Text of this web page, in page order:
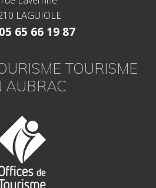
LAGUIOLE
65 66 19 87
TOURISME
AUBRAC